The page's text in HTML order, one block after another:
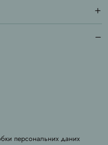
персональних даних